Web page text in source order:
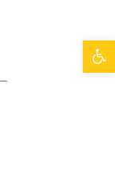
פתח סרגל נגישות